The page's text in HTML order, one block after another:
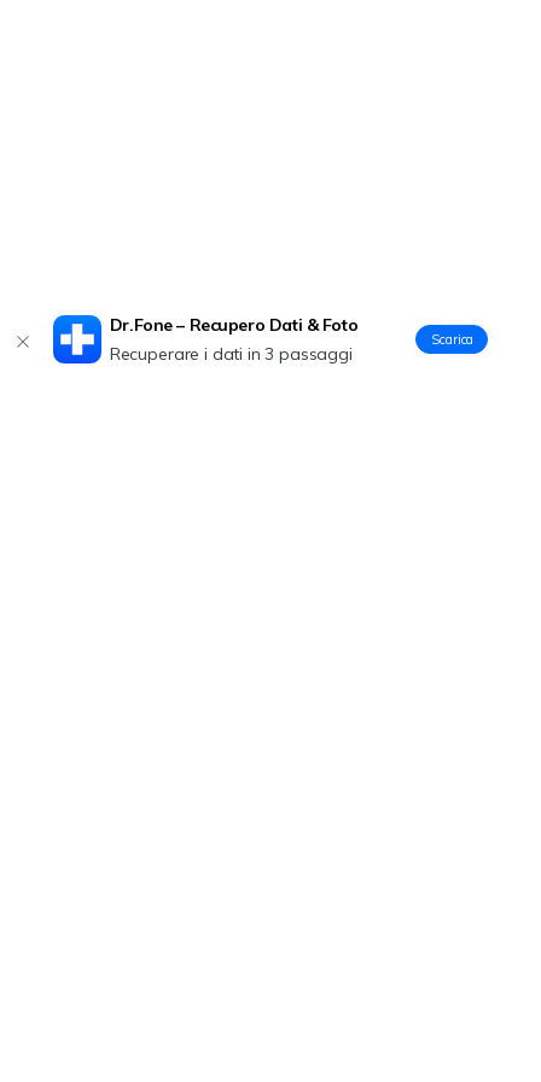
Dr.Fone – Recupero Dati & Foto
Recuperare i dati in 3 passaggi
Scarica